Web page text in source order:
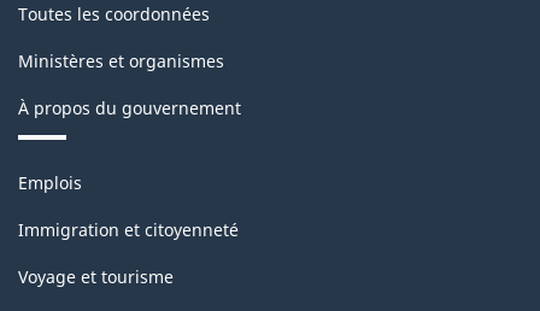
Toutes les coordonnées
Ministères et organismes
À propos du gouvernement
Thèmes
sujets
Emplois
Immigration et citoyenneté
Voyage et tourisme